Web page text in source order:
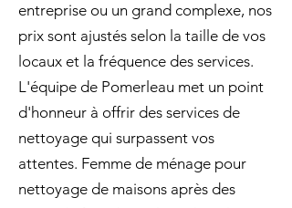
entreprise ou un grand complexe, nos
prix sont ajustés selon la taille de vos
locaux et la fréquence des services.
L'équipe de Pomerleau met un point
d'honneur à offrir des services de
nettoyage qui surpassent vos
attentes. Femme de ménage pour
nettoyage de maisons après des